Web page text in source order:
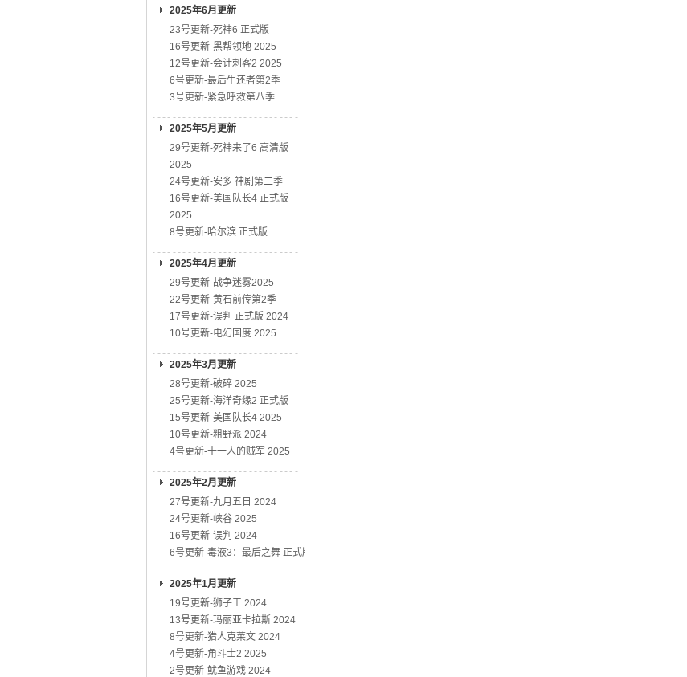
2025年6月更新
23号更新-死神6 正式版
16号更新-黑帮领地 2025
12号更新-会计刺客2 2025
6号更新-最后生还者第2季
3号更新-紧急呼救第八季
2025年5月更新
29号更新-死神来了6 高清版
2025
24号更新-安多 神剧第二季
16号更新-美国队长4 正式版
2025
8号更新-哈尔滨 正式版
2025年4月更新
29号更新-战争迷雾2025
22号更新-黄石前传第2季
17号更新-误判 正式版 2024
10号更新-电幻国度 2025
2025年3月更新
28号更新-破碎 2025
25号更新-海洋奇缘2 正式版
15号更新-美国队长4 2025
10号更新-粗野派 2024
4号更新-十一人的贼军 2025
2025年2月更新
27号更新-九月五日 2024
24号更新-峡谷 2025
16号更新-误判 2024
6号更新-毒液3：最后之舞 正式版
2025年1月更新
19号更新-狮子王 2024
13号更新-玛丽亚卡拉斯 2024
8号更新-猎人克莱文 2024
4号更新-角斗士2 2025
2号更新-鱿鱼游戏 2024